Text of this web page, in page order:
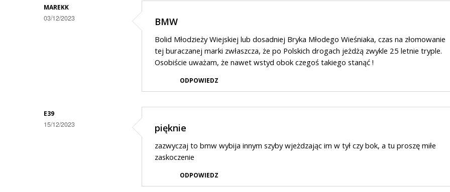
MAREKK
03/12/2023 BMW
Bolid Młodzieży Wiejskiej lub dosadniej Bryka Młodego Wieśniaka, czas na złomowanie
tej buraczanej marki zwłaszcza, że po Polskich drogach jeżdżą zwykle 25 letnie tryple.
Osobiście uważam, że nawet wstyd obok czegoś takiego stanąć !
ODPOWIEDZ
E39
15/12/2023 pięknie
zazwyczaj to bmw wybija innym szyby wjeżdzając im w tył czy bok, a tu proszę miłe
zaskoczenie
ODPOWIEDZ